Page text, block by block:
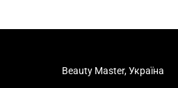
Beauty Master, Україна